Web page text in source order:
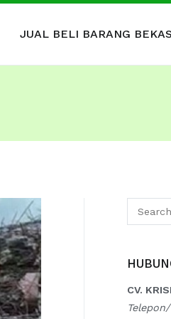
JUAL BELI BARANG BEKAS
for:
CV.